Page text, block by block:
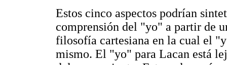
Estos cinco aspectos podrían
comprensión del "yo" a partir de
filosofía cartesiana en la cual el
mismo. El "yo" para Lacan está